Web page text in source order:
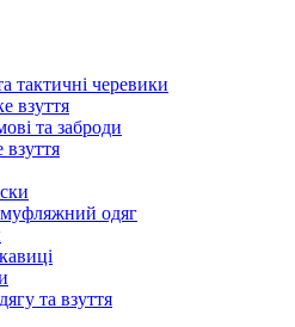
тактичні черевики
взуття
та заброди
одяг
та взуття